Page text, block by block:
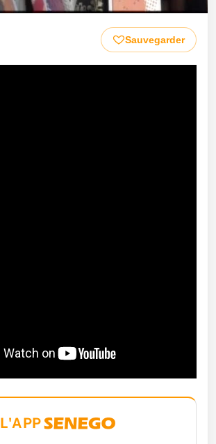
Sauvegarder
L'APP